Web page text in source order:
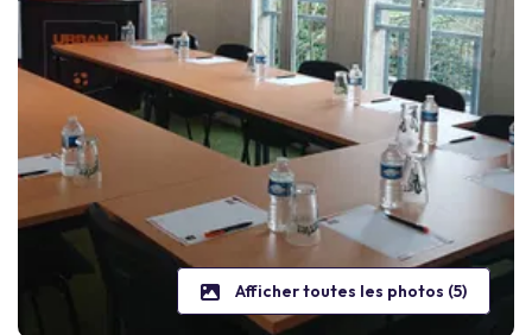
Afficher toutes les photos (5)